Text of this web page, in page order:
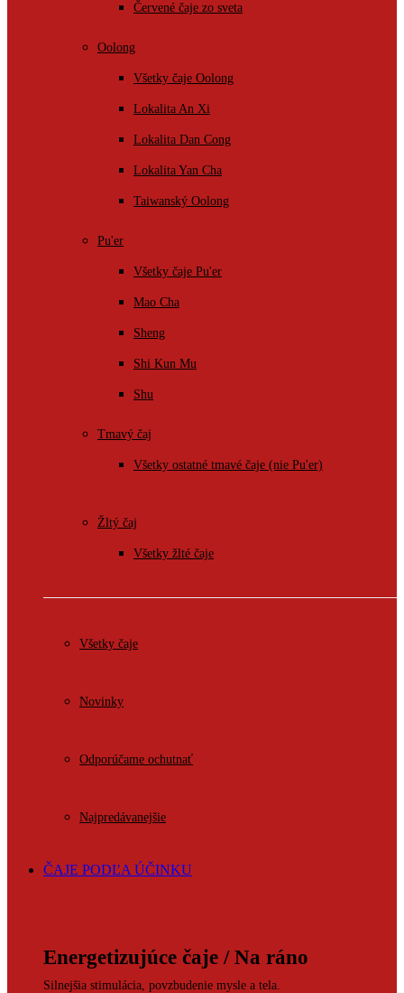
Červené čaje zo sveta
Oolong
Všetky čaje Oolong
Lokalita An Xi
Lokalita Dan Cong
Lokalita Yan Cha
Taiwanský Oolong
Pu'er
Všetky čaje Pu'er
Mao Cha
Sheng
Shi Kun Mu
Shu
Tmavý čaj
Všetky ostatné tmavé čaje (nie Pu'er)
Žltý čaj
Všetky žlté čaje
Všetky čaje
Novinky
Odporúčame ochutnať
Najpredávanejšie
ČAJE PODĽA ÚČINKU
Energetizujúce čaje / Na ráno
Silnejšia stimulácia, povzbudenie mysle a tela.